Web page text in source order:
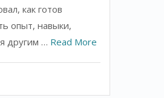
как готов
опыт, навыки,
другим … Read More